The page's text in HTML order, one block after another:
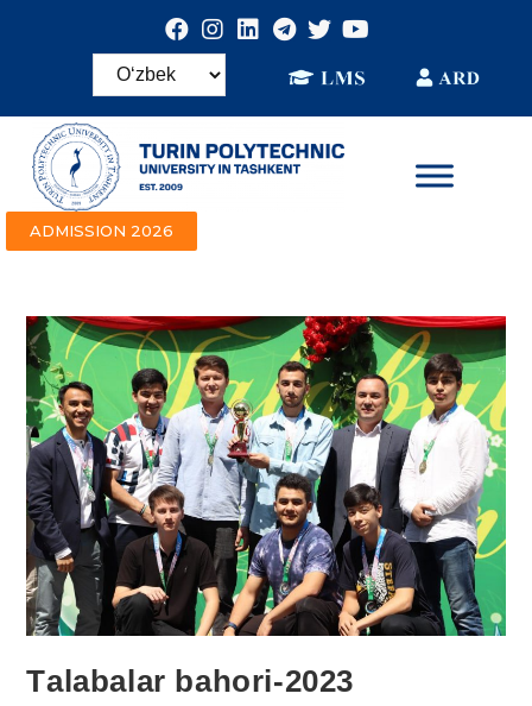
ADMISSION 2026
Тalabalar bahori-2023